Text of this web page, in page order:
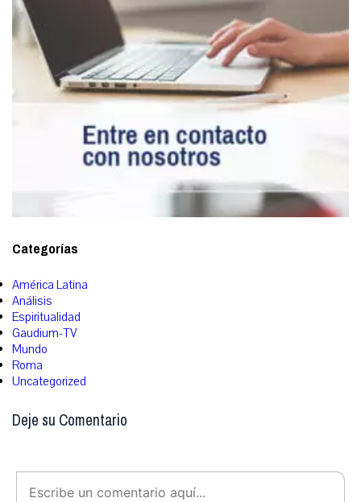
Categorías
América Latina
Análisis
Espiritualidad
Gaudium-TV
Mundo
Roma
Uncategorized
Deje su Comentario